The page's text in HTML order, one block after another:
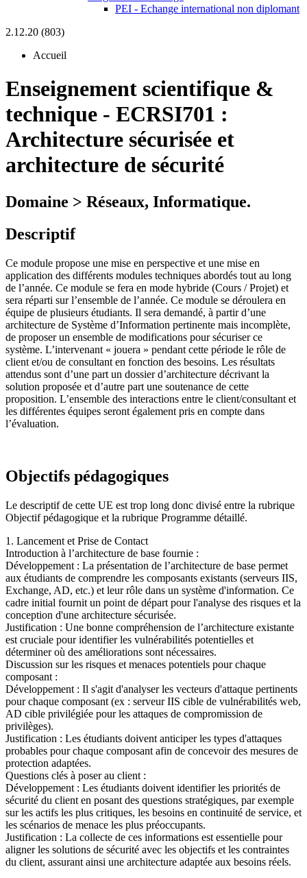
PEI - Echange international non diplomant
2.12.20 (803)
Accueil
Enseignement scientifique &
technique - ECRSI701 :
Architecture sécurisée et
architecture de sécurité
Domaine > Réseaux, Informatique.
Descriptif
Ce module propose une mise en perspective et une mise en
application des différents modules techniques abordés tout au long
de l’année. Ce module se fera en mode hybride (Cours / Projet) et
sera réparti sur l’ensemble de l’année. Ce module se déroulera en
équipe de plusieurs étudiants. Il sera demandé, à partir d’une
architecture de Système d’Information pertinente mais incomplète,
de proposer un ensemble de modifications pour sécuriser ce
système. L’intervenant « jouera » pendant cette période le rôle de
client et/ou de consultant en fonction des besoins. Les résultats
attendus sont d’une part un dossier d’architecture décrivant la
solution proposée et d’autre part une soutenance de cette
proposition. L’ensemble des interactions entre le client/consultant et
les différentes équipes seront également pris en compte dans
l’évaluation.
Objectifs pédagogiques
Le descriptif de cette UE est trop long donc divisé entre la rubrique
Objectif pédagogique et la rubrique Programme détaillé.
1. Lancement et Prise de Contact
Introduction à l’architecture de base fournie :
Développement : La présentation de l’architecture de base permet
aux étudiants de comprendre les composants existants (serveurs IIS,
Exchange, AD, etc.) et leur rôle dans un système d'information. Ce
cadre initial fournit un point de départ pour l'analyse des risques et la
conception d'une architecture sécurisée.
Justification : Une bonne compréhension de l’architecture existante
est cruciale pour identifier les vulnérabilités potentielles et
déterminer où des améliorations sont nécessaires.
Discussion sur les risques et menaces potentiels pour chaque
composant :
Développement : Il s'agit d'analyser les vecteurs d'attaque pertinents
pour chaque composant (ex : serveur IIS cible de vulnérabilités web,
AD cible privilégiée pour les attaques de compromission de
privilèges).
Justification : Les étudiants doivent anticiper les types d'attaques
probables pour chaque composant afin de concevoir des mesures de
protection adaptées.
Questions clés à poser au client :
Développement : Les étudiants doivent identifier les priorités de
sécurité du client en posant des questions stratégiques, par exemple
sur les actifs les plus critiques, les besoins en continuité de service, et
les scénarios de menace les plus préoccupants.
Justification : La collecte de ces informations est essentielle pour
aligner les solutions de sécurité avec les objectifs et les contraintes
du client, assurant ainsi une architecture adaptée aux besoins réels.